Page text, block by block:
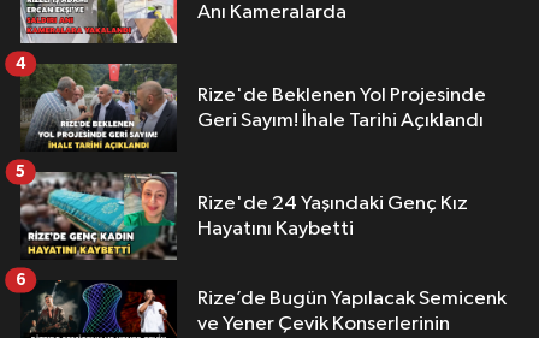
Anı Kameralarda
Rize'de Beklenen Yol Projesinde
Geri Sayım! İhale Tarihi Açıklandı
4
Rize'de 24 Yaşındaki Genç Kız
Hayatını Kaybetti
5
Rize’de Bugün Yapılacak Semicenk
ve Yener Çevik Konserlerinin
6